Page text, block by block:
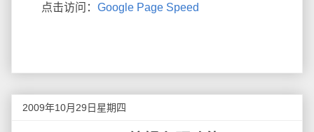
点击访问： Google Page Speed
2009年10月29日星期四